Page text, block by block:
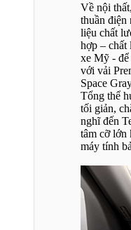
Về nội
thuần điện
liệu chất
hợp – chất
xe Mỹ - để
với vải
Space
Tổng thể
tối giản,
nghĩ đến
tâm cỡ lớn
máy tính